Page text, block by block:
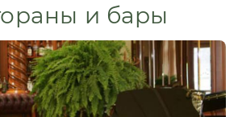
и бары